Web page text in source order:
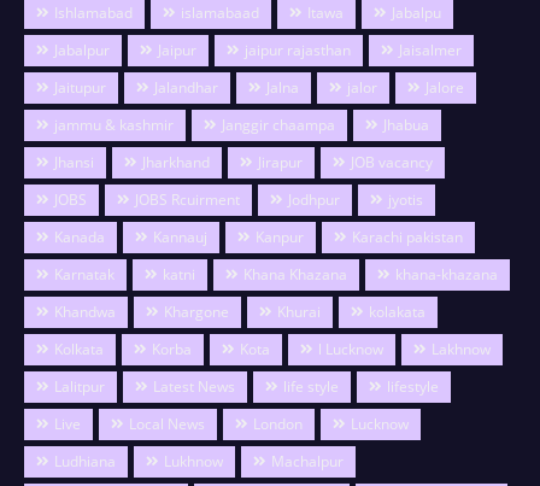
Ishlamabad
islamabaad Itawa
Jabalpu
Jabalpur
Jaipur jaipur rajasthan
Jaisalmer
Jaitupur
Jalandhar Jalna jalor
Jalore
jammu & kashmir
Janggir chaampa
Jhabua
Jhansi
Jharkhand Jirapur
JOB vacancy
JOBS
JOBS Rcuirment Jodhpur
jyotis
Kanada
Kannauj Kanpur
Karachi pakistan
Karnatak
katni Khana Khazana
khana-khazana
Khandwa
Khargone Khurai
kolakata
Kolkata
Korba Kota l Lucknow
Lakhnow
Lalitpur
Latest News life style
lifestyle
Live
Local News London
Lucknow
Ludhiana
Lukhnow
Machalpur